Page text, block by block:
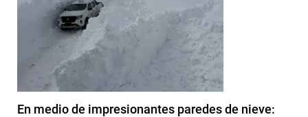
En medio de impresionantes paredes de nieve: